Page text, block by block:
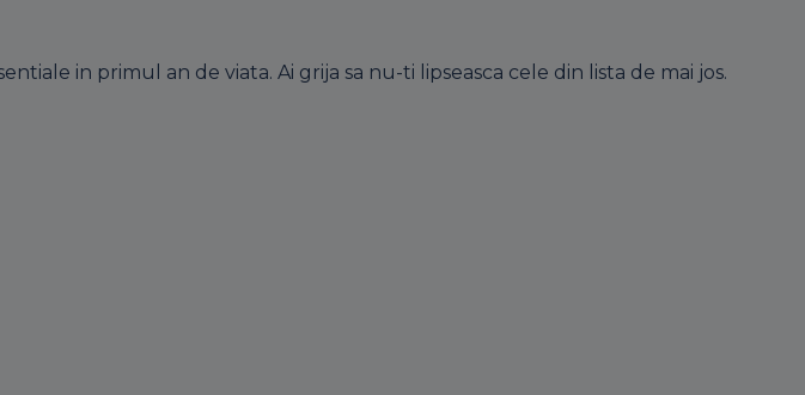
in primul an de viata. Ai grija sa nu-ti lipseasca cele din lista de mai jos.